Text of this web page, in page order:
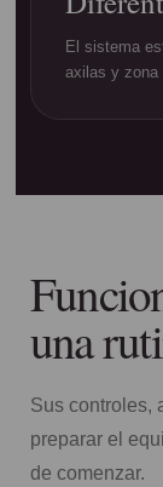
El sistema
axilas y zona
una
Sus controles,
preparar el
de comenzar.